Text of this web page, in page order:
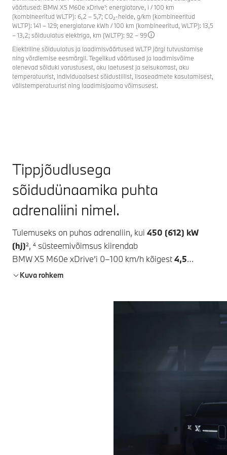
väärtused: BMW X5 M60e xDrive¹: energiatarve, l / 100 km
(kombineeritud WLTP): 6,2 – 5,7; CO₂-heide, g/km (kombineeritud
WLTP): 141 – 129; energiatarve kWh / 100 km (kombineeritud, WLTP): 13,5
– 13,2; sõiduulatus elektriga, km (WLTP): 92 – 99
Elektriline sõiduulatus ja laadimisväärtused WLTP järgi tutvustamise
ning võrdlemise eesmärgil. Tegelikud väärtused ja laadimisvõime
olenevad sõiduki varustusest, aku laetusest ja seisukorrast, aku
temperatuurist, individuaalsest sõidustiilist, lisaseadmete kasutamisest,
välistemperatuurist ning laadimisjaama võimsusest.
Tippjõudlusega
sõidudünaamika puhta
adrenaliini nimel.
Tulemuseks on puhas adrenaliin, kui 450 (612) kW
(hj)², ⁴ süsteemivõimsus kiirendab
BMW X5 M60e xDrive’i 0–100 km/h kõigest4,5
sekundiga². Tänu tehisintellekti juhitud
hoiab sinu
Kuva rohkem